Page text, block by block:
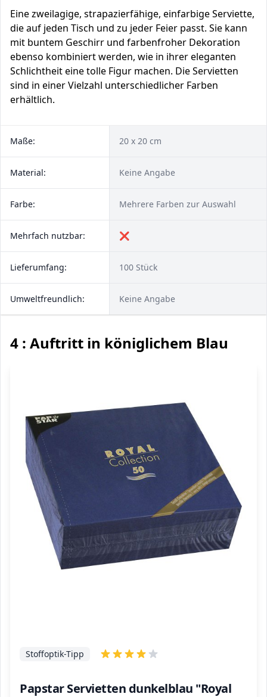
Eine zweilagige, strapazierfähige, einfarbige Serviette,
die auf jeden Tisch und zu jeder Feier passt. Sie kann
mit buntem Geschirr und farbenfroher Dekoration
ebenso kombiniert werden, wie in ihrer eleganten
Schlichtheit eine tolle Figur machen. Die Servietten
sind in einer Vielzahl unterschiedlicher Farben
erhältlich.
Maße: 20 x 20 cm
Material: Keine Angabe
Farbe: Mehrere Farben zur Auswahl
Mehrfach nutzbar: ❌
Lieferumfang: 100 Stück
Umweltfreundlich: Keine Angabe
4 : Auftritt in königlichem Blau
Papstar Servietten dunkelblau "Royal
Stoffoptik-Tipp